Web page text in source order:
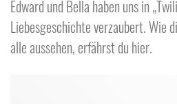
Edward und Bella haben uns in
Liebesgeschichte verzaubert. Wie
alle aussehen, erfährst du hier.